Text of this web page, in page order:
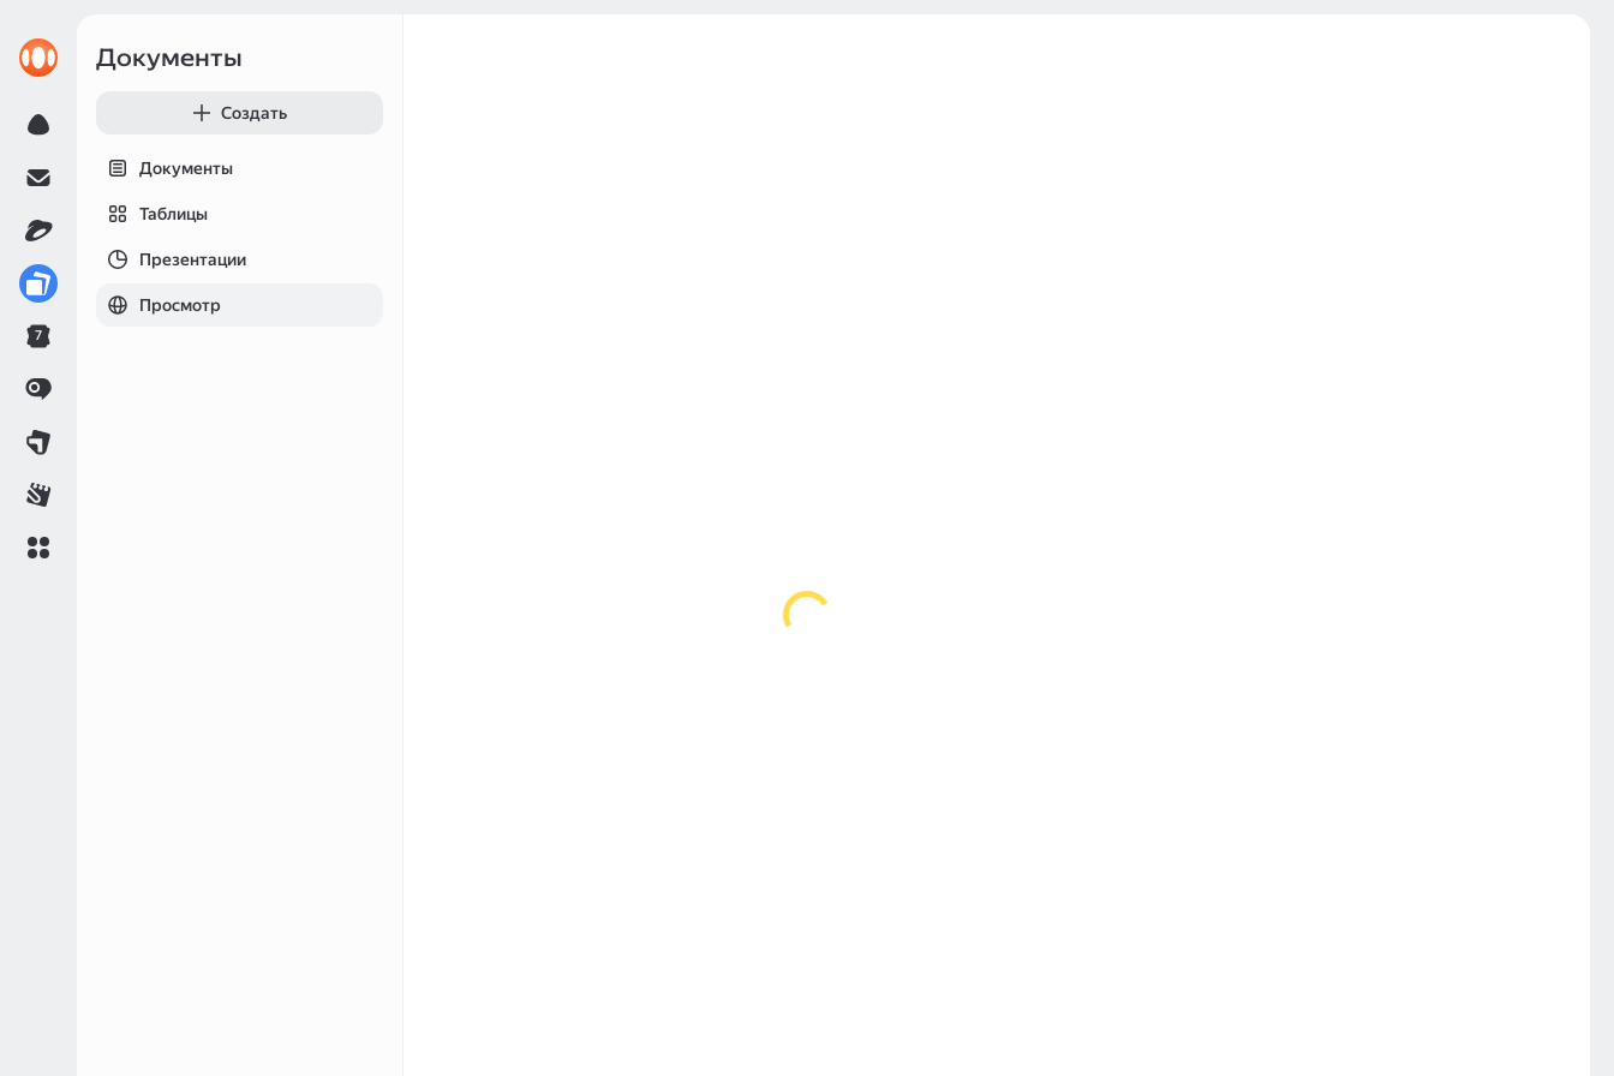
7
Документы
Создать
Документы
Таблицы
Презентации
Просмотр